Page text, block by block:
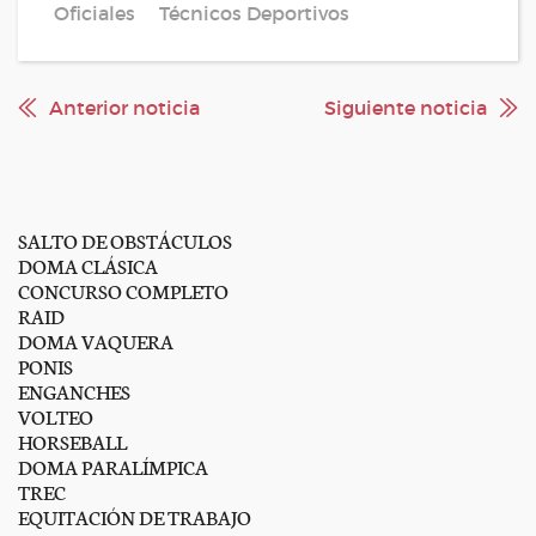
Oficiales Técnicos Deportivos
Anterior noticia Siguiente noticia
SALTO DE OBSTÁCULOS
DOMA CLÁSICA
CONCURSO COMPLETO
RAID
DOMA VAQUERA
PONIS
ENGANCHES
VOLTEO
HORSEBALL
DOMA PARALÍMPICA
TREC
EQUITACIÓN DE TRABAJO